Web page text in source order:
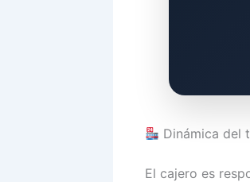
Dinámica del
El cajero es